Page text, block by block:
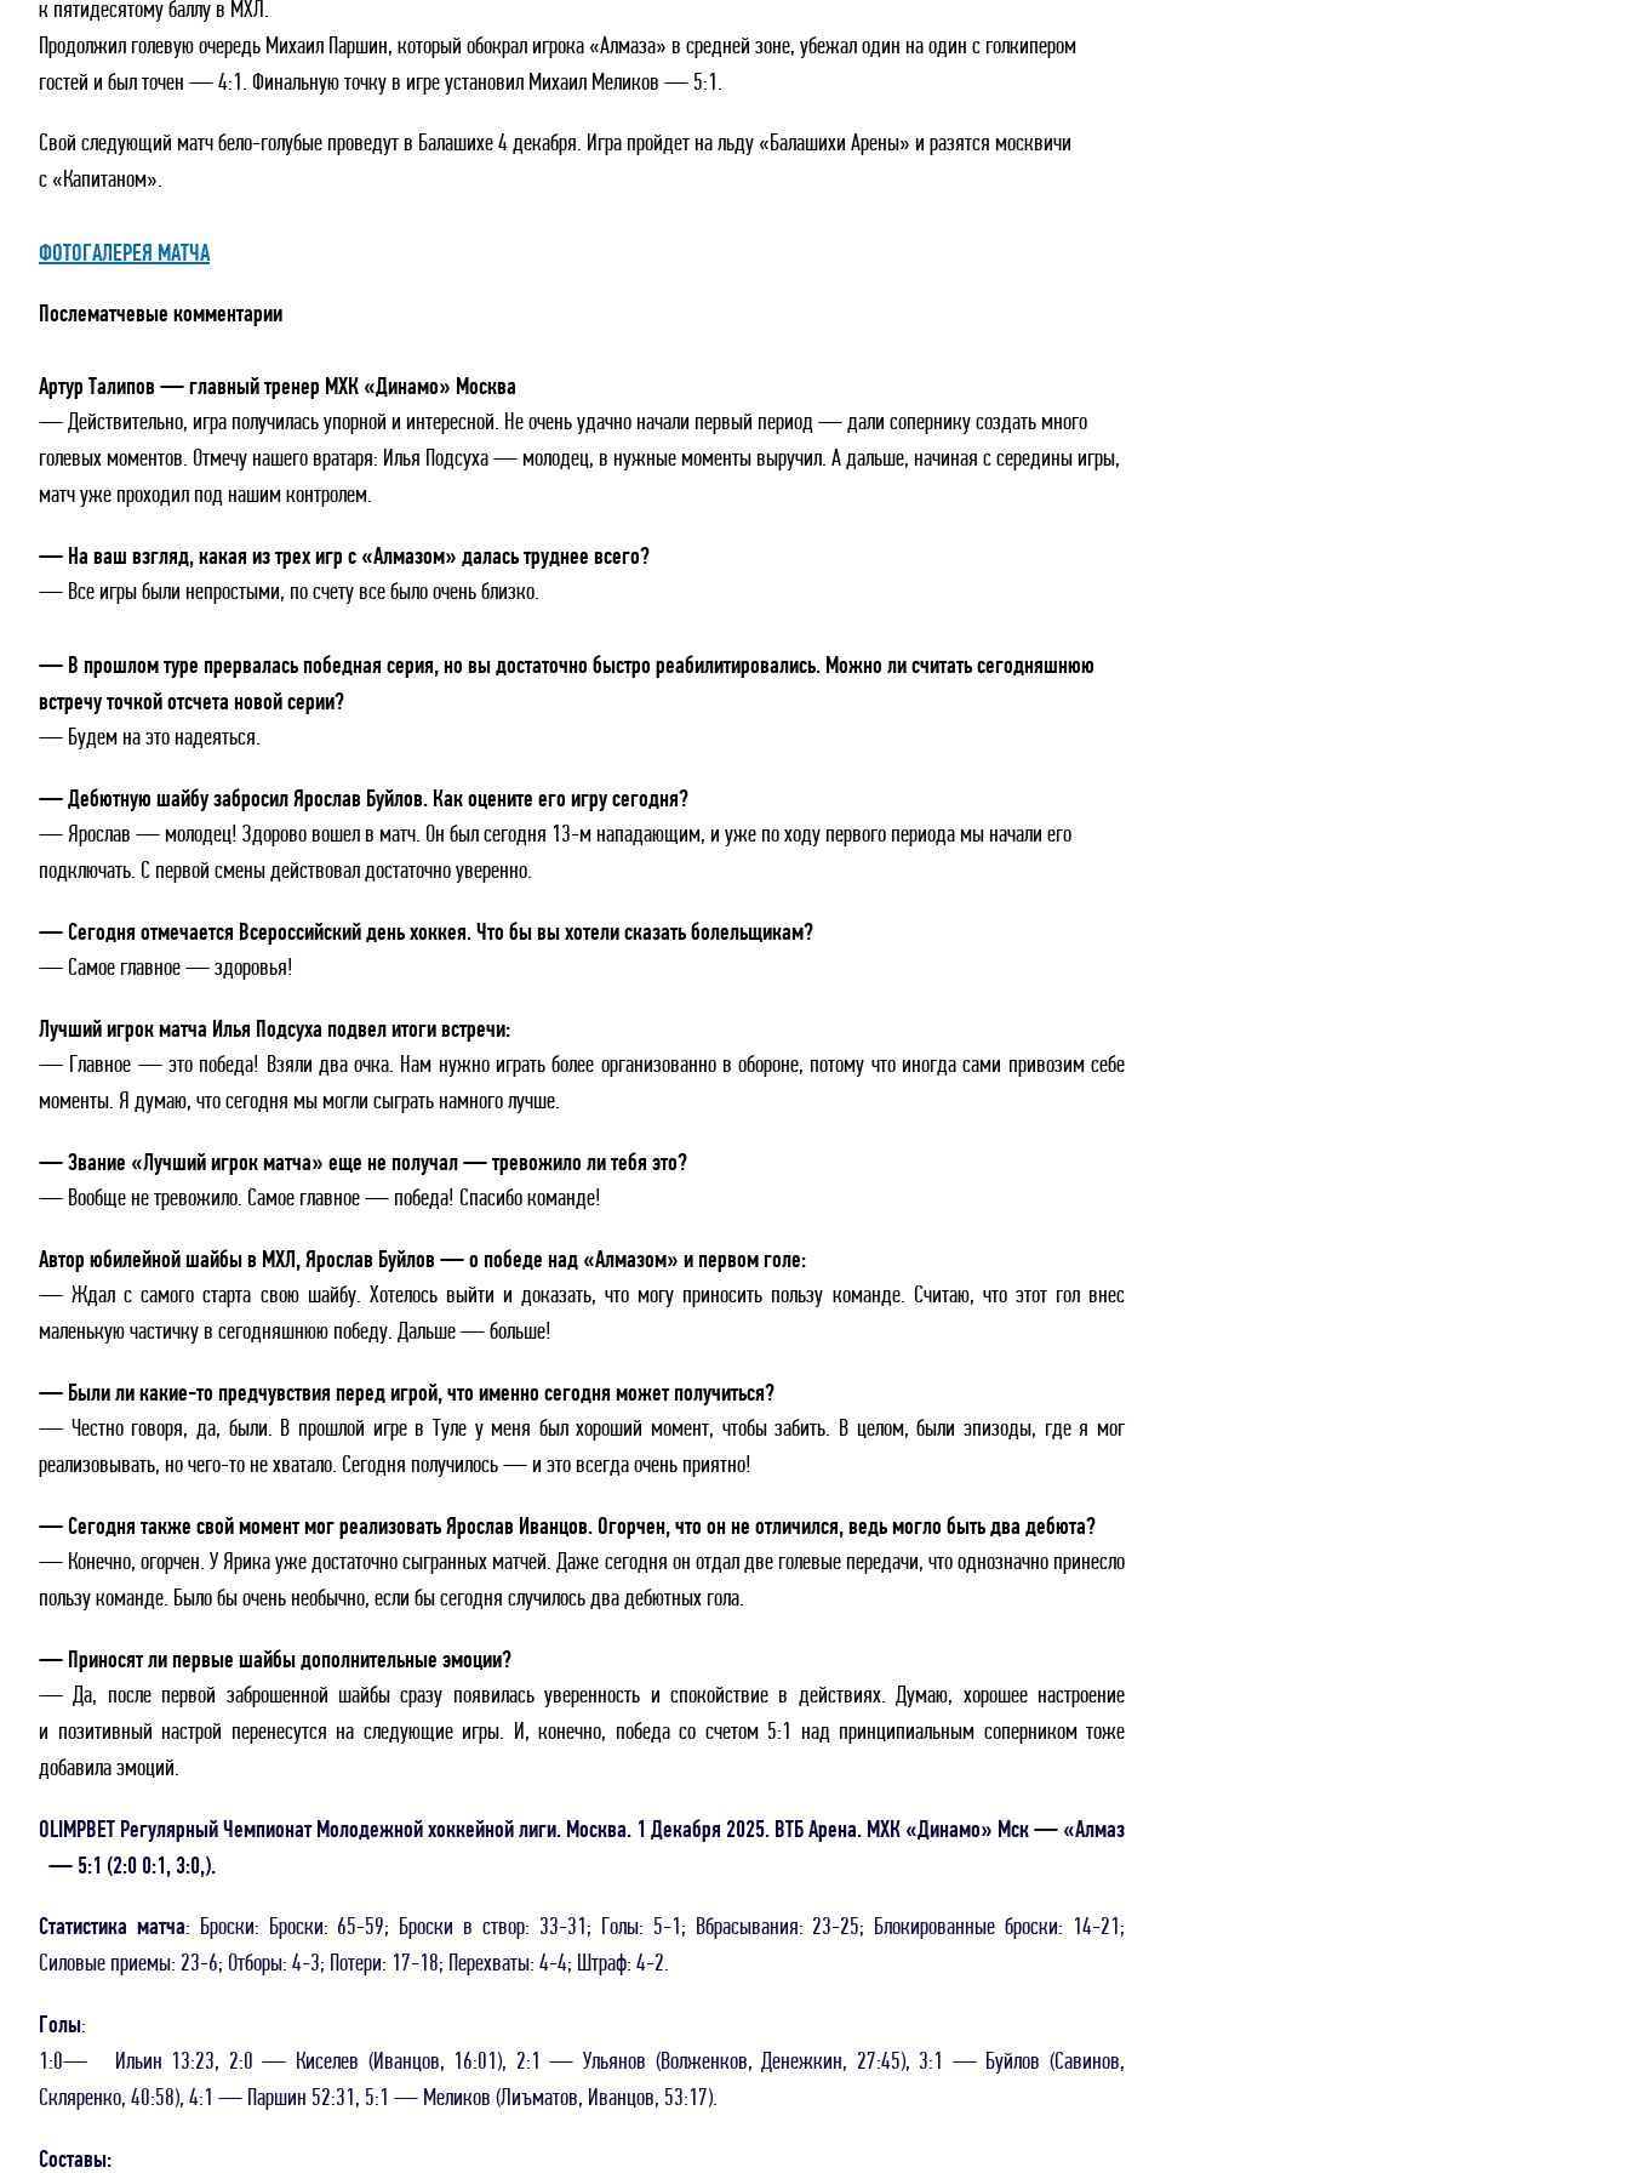
к пятидесятому баллу в МХЛ.
Продолжил голевую очередь Михаил Паршин, который обокрал игрока «Алмаза» в средней зоне, убежал один на один с голкипером
гостей и был точен — 4:1. Финальную точку в игре установил Михаил Меликов — 5:1.
Свой следующий матч бело-голубые проведут в Балашихе 4 декабря. Игра пройдет на льду «Балашихи Арены» и разятся москвичи
с «Капитаном».
ФОТОГАЛЕРЕЯ МАТЧА
Послематчевые комментарии
Артур Талипов — главный тренер МХК «Динамо» Москва
— Действительно, игра получилась упорной и интересной. Не очень удачно начали первый период — дали сопернику создать много
голевых моментов. Отмечу нашего вратаря: Илья Подсуха — молодец, в нужные моменты выручил. А дальше, начиная с середины игры,
матч уже проходил под нашим контролем.
— На ваш взгляд, какая из трех игр с «Алмазом» далась труднее всего?
— Все игры были непростыми, по счету все было очень близко.
— В прошлом туре прервалась победная серия, но вы достаточно быстро реабилитировались. Можно ли считать сегодняшнюю
встречу точкой отсчета новой серии?
— Будем на это надеяться.
— Дебютную шайбу забросил Ярослав Буйлов. Как оцените его игру сегодня?
— Ярослав — молодец! Здорово вошел в матч. Он был сегодня 13-м нападающим, и уже по ходу первого периода мы начали его
подключать. С первой смены действовал достаточно уверенно.
— Сегодня отмечается Всероссийский день хоккея. Что бы вы хотели сказать болельщикам?
— Самое главное — здоровья!
Лучший игрок матча Илья Подсуха подвел итоги встречи:
— Главное — это победа! Взяли два очка. Нам нужно играть более организованно в обороне, потому что иногда сами привозим себе
моменты. Я думаю, что сегодня мы могли сыграть намного лучше.
— Звание «Лучший игрок матча» еще не получал — тревожило ли тебя это?
— Вообще не тревожило. Самое главное — победа! Спасибо команде!
Автор юбилейной шайбы в МХЛ, Ярослав Буйлов — о победе над «Алмазом» и первом голе:
— Ждал с самого старта свою шайбу. Хотелось выйти и доказать, что могу приносить пользу команде. Считаю, что этот гол внес
маленькую частичку в сегодняшнюю победу. Дальше — больше!
— Были ли какие-то предчувствия перед игрой, что именно сегодня может получиться?
— Честно говоря, да, были. В прошлой игре в Туле у меня был хороший момент, чтобы забить. В целом, были эпизоды, где я мог
реализовывать, но чего-то не хватало. Сегодня получилось — и это всегда очень приятно!
— Сегодня также свой момент мог реализовать Ярослав Иванцов. Огорчен, что он не отличился, ведь могло быть два дебюта?
— Конечно, огорчен. У Ярика уже достаточно сыгранных матчей. Даже сегодня он отдал две голевые передачи, что однозначно принесло
пользу команде. Было бы очень необычно, если бы сегодня случилось два дебютных гола.
— Приносят ли первые шайбы дополнительные эмоции?
— Да, после первой заброшенной шайбы сразу появилась уверенность и спокойствие в действиях. Думаю, хорошее настроение
и позитивный настрой перенесутся на следующие игры. И, конечно, победа со счетом 5:1 над принципиальным соперником тоже
добавила эмоций.
OLIMPBET Регулярный Чемпионат Молодежной хоккейной лиги. Москва. 1 Декабря 2025. ВТБ Арена. МХК «Динамо» Мск — «Алмаз
— 5:1 (2:0 0:1, 3:0,).
Статистика матча: Броски: Броски: 65-59; Броски в створ: 33-31; Голы: 5-1; Вбрасывания: 23-25; Блокированные броски: 14-21;
Силовые приемы: 23-6; Отборы: 4-3; Потери: 17-18; Перехваты: 4-4; Штраф: 4-2.
Голы:
1:0— Ильин 13:23, 2:0 — Киселев (Иванцов, 16:01), 2:1 — Ульянов (Волженков, Денежкин, 27:45), 3:1 — Буйлов (Савинов,
Скляренко, 40:58), 4:1 — Паршин 52:31, 5:1 — Меликов (Лиъматов, Иванцов, 53:17).
Составы: